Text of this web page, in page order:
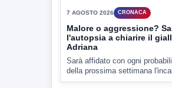
7 AGOSTO 2026 CRONACA
Malore o aggressione?
l'autopsia a chiarire il
Adriana
Sarà affidato con ogni
della prossima settimana